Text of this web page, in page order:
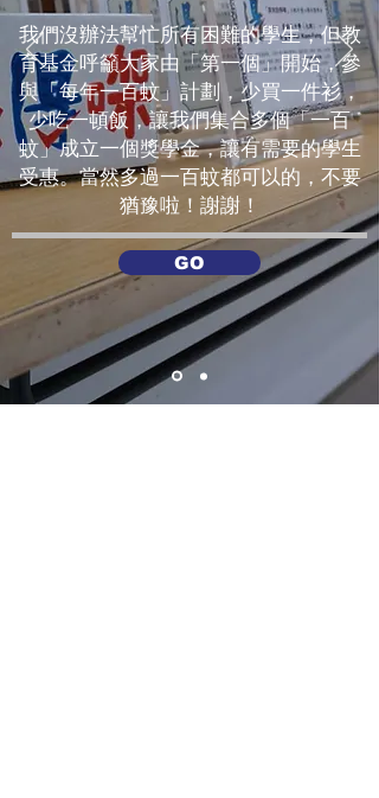
我們沒辦法幫忙所有困難的學生，但教
育基金呼籲大家由「第一個」開始，參
與「每年一百蚊」計劃，少買一件衫，
少吃一頓飯，讓我們集合多個「一百
蚊」成立一個獎學金，讓有需要的學生
受惠。當然多過一百蚊都可以的，不要
猶豫啦！謝謝！
GO